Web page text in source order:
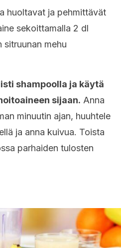
huoltavat ja pehmittävät
sekoittamalla 2 dl
mehu
shampoolla ja käytä
sijaan. Anna
minuutin ajan, huuhtele
ja anna kuivua. Toista
parhaiden tulosten